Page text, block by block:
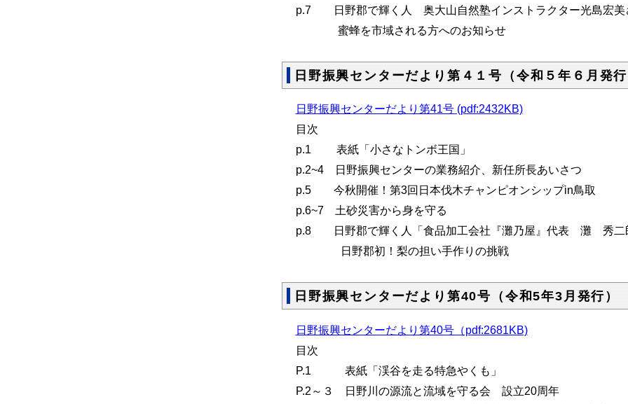
p.7 日野郡で輝く人 奥大山自然塾インストラクター光島宏美
蜜蜂を市域される方へのお知らせ
日野振興センターだより第４１号（令和５年６月発行
日野振興センターだより第41号 (pdf:2432KB)
目次
p.1 表紙「小さなトンボ王国」
p.2~4 日野振興センターの業務紹介、新任所長あいさつ
p.5 今秋開催！第3回日本伐木チャンピオンシップin鳥取
p.6~7 土砂災害から身を守る
p.8 日野郡で輝く人「食品加工会社『灘乃屋』代表 灘 秀二
日野郡初！梨の担い手作りの挑戦
日野振興センターだより第40号（令和5年3月発行）
日野振興センターだより第40号（pdf:2681KB)
目次
P.1 表紙「渓谷を走る特急やくも」
P.2～３ 日野川の源流と流域を守る会 設立20周年